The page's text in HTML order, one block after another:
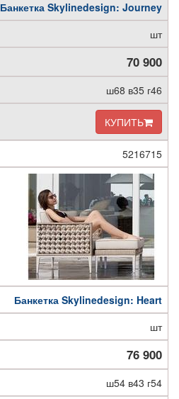
Банкетка Skylinedesign: Journey
шт
70 900
ш68 в35 г46
КУПИТЬ
5216715
Банкетка Skylinedesign: Heart
шт
76 900
ш54 в43 г54